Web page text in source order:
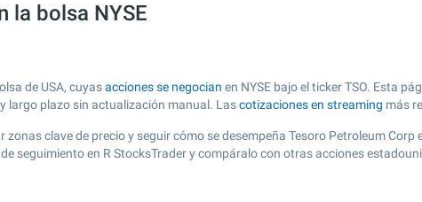
la bolsa NYSE
de USA, cuyasacciones se negocian en NYSE bajo el ticker TSO. Esta
largo plazo sin actualización manual. Lascotizaciones en streaming más
clave de precio y seguir cómo se desempeña Tesoro Petroleum
seguimiento en R StocksTrader y compáralo con otras acciones